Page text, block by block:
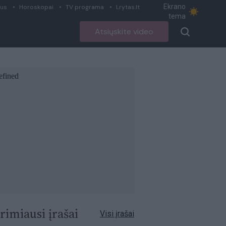
Horoskopai TV programa Lrytas.lt
Ekrano
tema
Atsiųskite video
įrašai Visi įrašai